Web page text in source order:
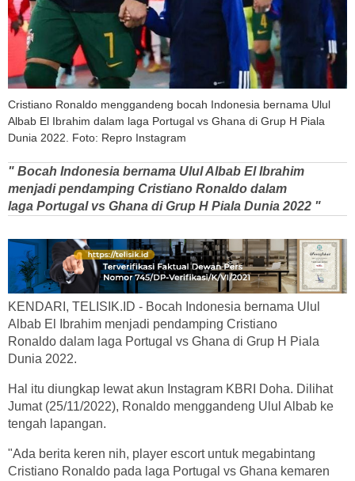
Cristiano Ronaldo menggandeng bocah Indonesia bernama Ulul
Albab El Ibrahim dalam laga Portugal vs Ghana di Grup H Piala
Dunia 2022. Foto: Repro Instagram
" Bocah Indonesia bernama Ulul Albab El Ibrahim
menjadi pendamping Cristiano Ronaldo dalam
laga Portugal vs Ghana di Grup H Piala Dunia 2022 "
KENDARI, TELISIK.ID - Bocah Indonesia bernama Ulul
Albab El Ibrahim menjadi pendamping Cristiano
Ronaldo dalam laga Portugal vs Ghana di Grup H Piala
Dunia 2022.
Hal itu diungkap lewat akun Instagram KBRI Doha. Dilihat
Jumat (25/11/2022), Ronaldo menggandeng Ulul Albab ke
tengah lapangan.
"Ada berita keren nih, player escort untuk megabintang
Cristiano Ronaldo pada laga Portugal vs Ghana kemaren